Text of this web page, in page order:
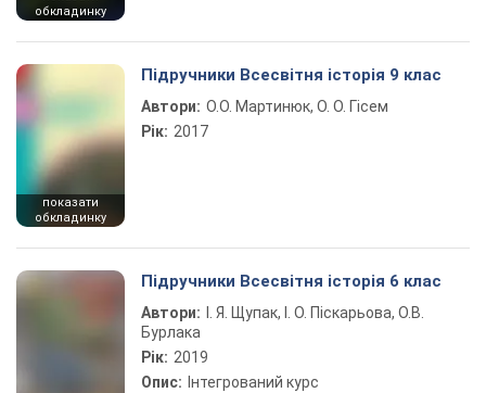
обкладинку
показати
обкладинку
Підручники Всесвітня історія 9 клас
Автори: О.О. Мартинюк, О. О. Гісем
Рік: 2017
Підручники Всесвітня історія 6 клас
Автори:
І. Я. Щупак, І. О. Піскарьова, О.В.
Бурлака
Рік: 2019
Опис: Інтегрований курс